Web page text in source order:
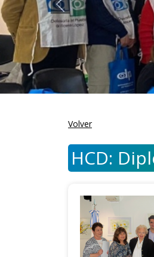
Anterior
Volver
HCD: